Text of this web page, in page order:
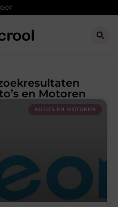
en Motoren
AUTO’S EN MOTOREN